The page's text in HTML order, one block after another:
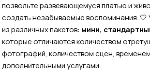
позвольте развевающемуся платью и
создать незабываемые воспоминания. 🤍
из различных пакетов: мини,
которые отличаются количеством
фотографий, количеством сцен,
дополнительными услугами.